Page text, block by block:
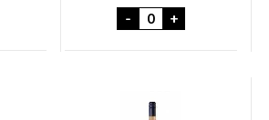
- Rose Prosecco
+